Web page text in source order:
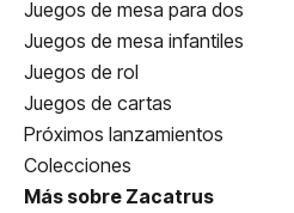
Juegos de mesa para dos
Juegos de mesa infantiles
Juegos de rol
Juegos de cartas
Próximos lanzamientos
Colecciones
Más sobre Zacatrus